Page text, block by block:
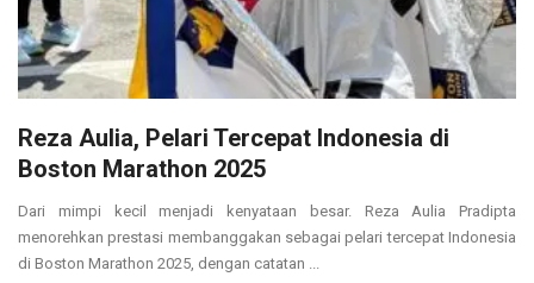
Reza Aulia, Pelari Tercepat Indonesia di
Boston Marathon 2025
Dari mimpi kecil menjadi kenyataan besar. Reza Aulia Pradipta
menorehkan prestasi membanggakan sebagai pelari tercepat Indonesia
di Boston Marathon 2025, dengan catatan ...